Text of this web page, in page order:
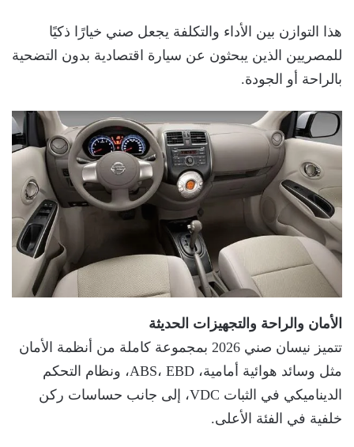
هذا التوازن بين الأداء والتكلفة يجعل صني خيارًا ذكيًا
للمصريين الذين يبحثون عن سيارة اقتصادية بدون التضحية
بالراحة أو الجودة.
الأمان والراحة والتجهيزات الحديثة
تتميز نيسان صني 2026 بمجموعة كاملة من أنظمة الأمان
مثل وسائد هوائية أمامية، ABS، EBD، ونظام التحكم
الديناميكي في الثبات VDC، إلى جانب حساسات ركن
خلفية في الفئة الأعلى.